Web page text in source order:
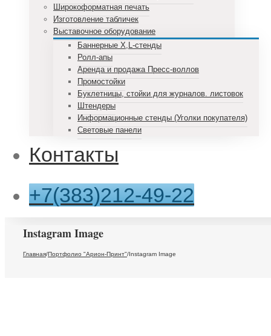
Широкоформатная печать
Изготовление табличек
Выставочное оборудование
Баннерные X,L-стенды
Ролл-апы
Аренда и продажа Пресс-воллов
Промостойки
Буклетницы, стойки для журналов. листовок
Штендеры
Информационные стенды (Уголки покупателя)
Световые панели
Контакты
+7(383)212-49-22
Instagram Image
Главная/Портфолио "Арион-Принт"/Instagram Image